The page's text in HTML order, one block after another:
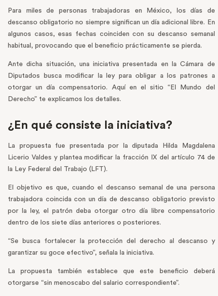
Para miles de personas trabajadoras en México, los días de
descanso obligatorio no siempre significan un día adicional libre. En
algunos casos, esas fechas coinciden con su descanso semanal
habitual, provocando que el beneficio prácticamente se pierda.
Ante dicha situación, una iniciativa presentada en la Cámara de
Diputados busca modificar la ley para obligar a los patrones a
otorgar un día compensatorio. Aquí en el sitio “El Mundo del
Derecho” te explicamos los detalles.
¿En qué consiste la iniciativa?
La propuesta fue presentada por la diputada Hilda Magdalena
Licerio Valdes y plantea modificar la fracción IX del artículo 74 de
la Ley Federal del Trabajo (LFT).
El objetivo es que, cuando el descanso semanal de una persona
trabajadora coincida con un día de descanso obligatorio previsto
por la ley, el patrón deba otorgar otro día libre compensatorio
dentro de los siete días anteriores o posteriores.
“Se busca fortalecer la protección del derecho al descanso y
garantizar su goce efectivo”, señala la iniciativa.
La propuesta también establece que este beneficio deberá
otorgarse “sin menoscabo del salario correspondiente”.